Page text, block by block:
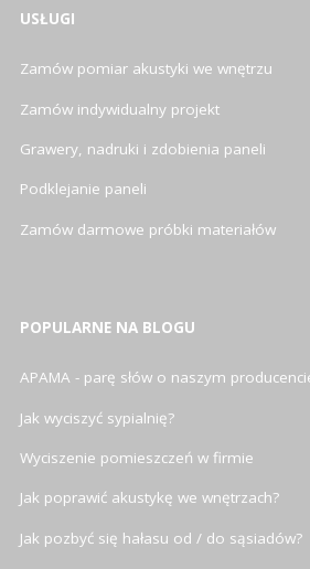
USŁUGI
Zamów pomiar akustyki we wnętrzu
Zamów indywidualny projekt
Grawery, nadruki i zdobienia paneli
Podklejanie paneli
Zamów darmowe próbki materiałów
POPULARNE NA BLOGU
APAMA - parę słów o naszym
Jak wyciszyć sypialnię?
Wyciszenie pomieszczeń w firmie
Jak poprawić akustykę we wnętrzach?
Jak pozbyć się hałasu od / do sąsiadów?